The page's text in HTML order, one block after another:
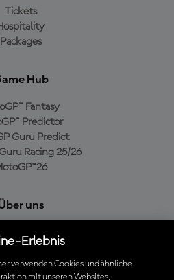
Tickets
Packages
Hub
Fantasy
Predictor
Guru Predict
Racing 25/26
uns
Richtlinien
Erlebnis
verwenden Cookies und ähnliche
mit unseren Websites,